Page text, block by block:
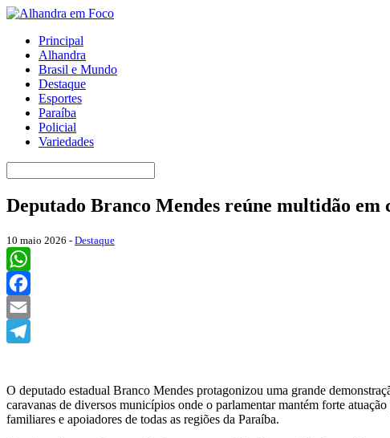
Principal
Alhandra
Brasil e Mundo
Destaque
Esportes
Paraíba
Policial
Variedades
Deputado Branco Mendes reúne multidão em
10 maio 2026 - Destaque
WhatsApp
Facebook
Email
O deputado estadual Branco Mendes protagonizou uma grande
caravanas de diversos municípios onde o parlamentar mantém forte
familiares e apoiadores de todas as regiões da Paraíba.